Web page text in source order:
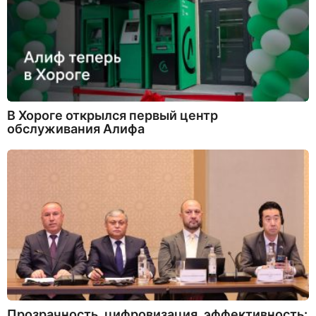
В Хороге открылся первый центр
обслуживания Алифа